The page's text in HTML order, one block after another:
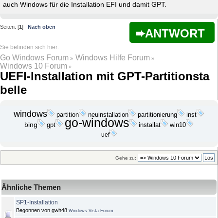
auch Windows für die Installation EFI und damit GPT.
ANTWORT
Seiten: [1] Nach oben
Go Windows Forum » Windows Hilfe Forum »
Windows 10 Forum »
UEFI-Installation mit GPT-Partitionsta
belle
windows partition neuinstallation partitionierung inst
bing gpt go-windows installat
win10
uef
Gehe zu:
Ähnliche Themen
SP1-Installation
Begonnen von gwh48 Windows Vista Forum